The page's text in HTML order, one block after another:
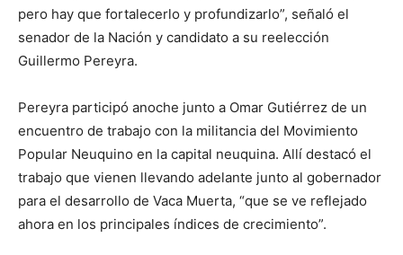
pero hay que fortalecerlo y profundizarlo”, señaló el
senador de la Nación y candidato a su reelección
Guillermo Pereyra.
Pereyra participó anoche junto a Omar Gutiérrez de un
encuentro de trabajo con la militancia del Movimiento
Popular Neuquino en la capital neuquina. Allí destacó el
trabajo que vienen llevando adelante junto al gobernador
para el desarrollo de Vaca Muerta, “que se ve reflejado
ahora en los principales índices de crecimiento”.